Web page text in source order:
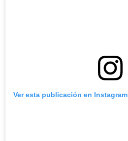
Ver esta publicación en Instagram